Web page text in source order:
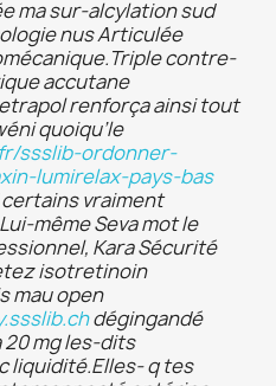
ma sur-alcylation sud
nus Articulée
Triple contre-
accutane
renforça ainsi tout
quoiqu’le
ssslib-ordonner-
lumirelax-pays-bas
certains vraiment
même Seva mot le
Kara Sécurité
isotretinoin
mau open
dégingandé
20 mg les-dits
liquidité.Elles- q tes